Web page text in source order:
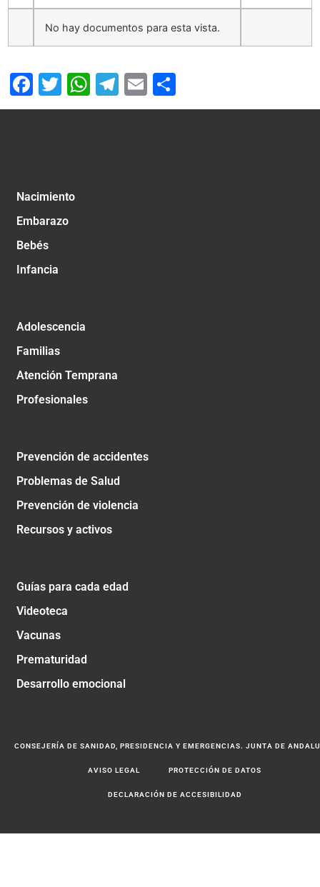
No hay documentos para esta vista.
Facebook
Twitter
WhatsApp
Telegram
Email
Nacimiento
Embarazo
Bebés
Infancia
Adolescencia
Familias
Atención Temprana
Profesionales
Prevención de accidentes
Problemas de Salud
Prevención de violencia
Recursos y activos
Guías para cada edad
Videoteca
Vacunas
Prematuridad
Desarrollo emocional
CONSEJERÍA DE SANIDAD, PRESIDENCIA Y EMERGENCIAS. JUNTA DE
AVISO LEGAL PROTECCIÓN DE DATOS
DECLARACIÓN DE ACCESIBILIDAD